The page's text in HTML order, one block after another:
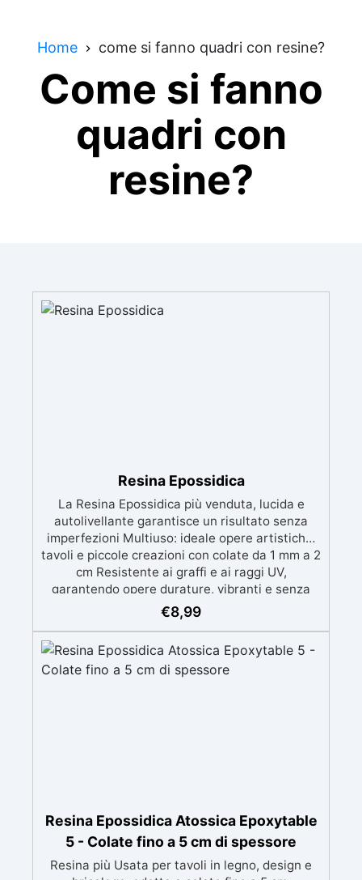
Home come si fanno quadri con resine?
Come si fanno
quadri con
resine?
Resina Epossidica
La Resina Epossidica più venduta, lucida e
autolivellante garantisce un risultato senza
imperfezioni Multiuso: ideale opere artistiche,
tavoli e piccole creazioni con colate da 1 mm a 2
cm Resistente ai graffi e ai raggi UV,
garantendo opere durature, vibranti e senza
ingiallimenti nel tempo Bassa viscosità e
formula anti-bolle per risultati impeccabili,
Certificata Atossica post catalisi per contatto
con la pelle, BPA free e VoC Free
€8,99
Resina Epossidica Atossica Epoxytable
5 - Colate fino a 5 cm di spessore
Resina più Usata per tavoli in legno, design e